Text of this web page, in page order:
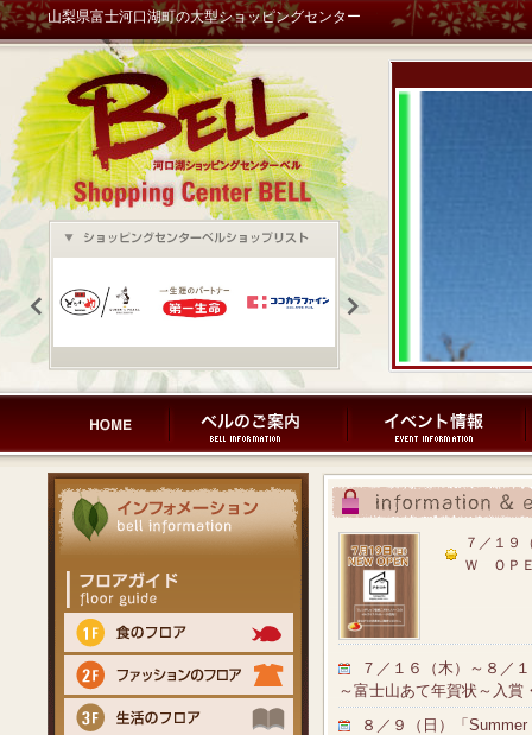
山梨県富士河口湖町の大型ショッピングセンター
７／１９
Ｗ ＯＰ
７／１６（木）～８／
～富士山あて年賀状～入賞
８／９（日）「